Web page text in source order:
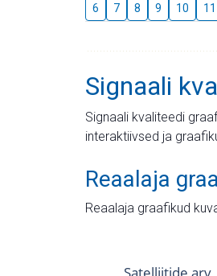
6 7 8 9 10 11
Signaali
Signaali kvaliteedi
interaktiivsed ja
Reaalaja
Reaalaja graafikud